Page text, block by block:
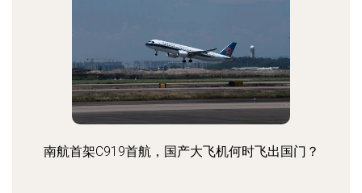
南航首架C919首航，国产大飞机何时飞出国门？